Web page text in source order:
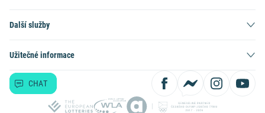
Další služby
Užitečné informace
CHAT